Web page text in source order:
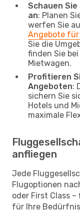
Schauen
an: Planen
werfen Sie
Angebote für
Sie die
finden Sie
Mietwagen.
Profitieren
Angeboten:
sichern Sie
Hotels und
maximale
anfliegen
Jede
Flugoptionen
oder First Class
für Ihre